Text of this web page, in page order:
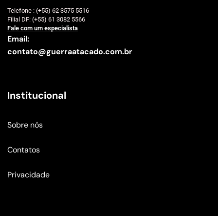
Telefone : (+55) 62 3575 5516
Filial DF: (+55) 61 3082 5566
Fale com um especialista
Email:
contato@guerraatacado.com.br
Institucional
Sobre nós
Contatos
Privacidade